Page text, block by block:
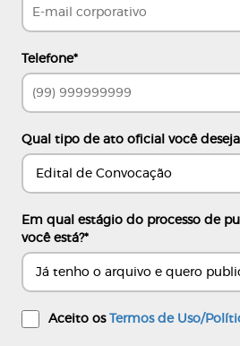
Telefone*
Qual tipo de ato oficial você
Em qual estágio do processo de
você está?*
Aceito os Termos de Uso/